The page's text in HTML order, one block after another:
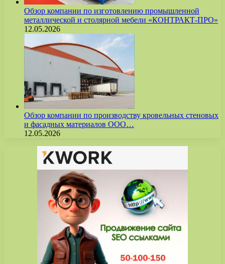
Обзор компании по изготовлению промышленной
металлической и столярной мебели «КОНТРАКТ-ПРО»
12.05.2026
Обзор компании по производству кровельных стеновых
и фасадных материалов ООО…
12.05.2026